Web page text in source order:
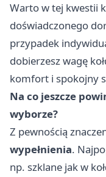
Warto w tej kwestii
doświadczonego
przypadek
dobierzesz wagę
komfort i spokojny
Na co jeszcze
wyborze?
Z pewnością
wypełnienia.
np. szklane jak w